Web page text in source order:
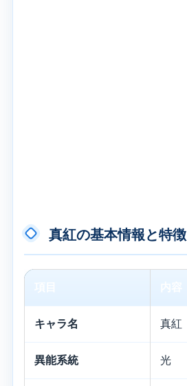
真紅の基本情報と特徴
項目 内容
キャラ名 真紅
異能系統 光